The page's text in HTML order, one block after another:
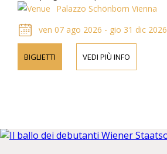
telefonicamente.Palazzo Schönborn Vienna
ven 07 ago 2026 - gio 31 dic 2026
BIGLIETTI VEDI PIÙ INFO